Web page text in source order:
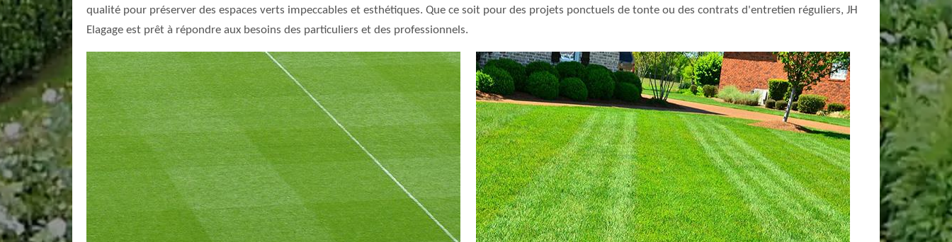
qualité pour préserver des espaces verts impeccables et esthétiques. Que ce soit pour des projets ponctuels de tonte ou des contrats d'entretien réguliers, JH
Elagage est prêt à répondre aux besoins des particuliers et des professionnels.